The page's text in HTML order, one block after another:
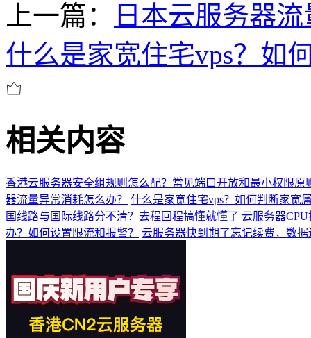
上一篇：
日本云服务器
什么是家宽住宅vps？如
相关内容
香港云服务器安全组规则怎么配？常见端口开放和最小权限原
器流量异常消耗怎么办？
什么是家宽住宅vps？如何判断家宽
国线路与国际线路分不清？去程回程搞懂就懂了 云服务器
办？如何设置限流和报警？
云服务器快到期了忘记续费，数